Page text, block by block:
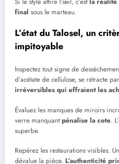
final sous le marteau.
L’état du Talosel, un
impitoyable
Inspectez tout signe de
d’acétate de cellulose, se rétracte
irréversibles qui effraient les
Évaluez les manques de miroirs
verre manquantpénalise la cote.
superbe.
Repérez les restaurations visibles.
dévalue la pièce. L’authenticité